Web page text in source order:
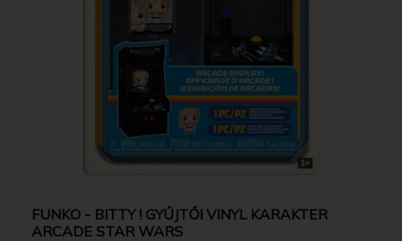
FUNKO - BITTY ! GYŰJTŐI VINYL KARAKTER
ARCADE STAR WARS